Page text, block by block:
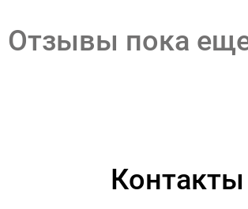
Отзывы пока
Контакты